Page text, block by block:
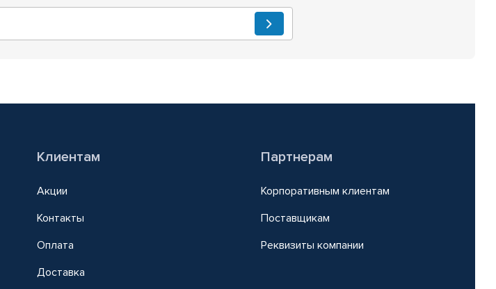
Клиентам
Акции
Контакты
Оплата
Доставка
Партнерам
Корпоративным клиентам
Поставщикам
Реквизиты компании